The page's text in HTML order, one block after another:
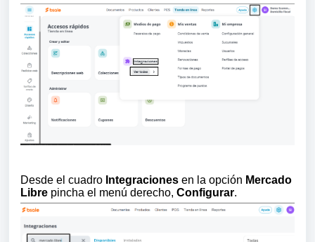
Desde el cuadro Integraciones en la opción Mercado
Libre pincha el menú derecho, Configurar.